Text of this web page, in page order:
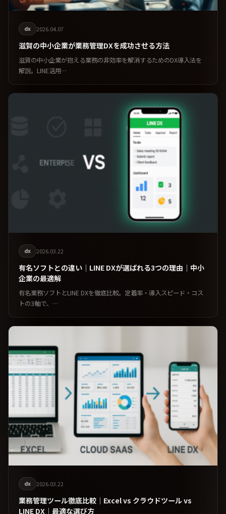
dx 2026.04.07
滋賀の中小企業が業務管理DXを成功させる方法
滋賀の中小企業が抱える業務の非効率を解消するためのDX導入法を
解説。LINE活用…
dx 2026.03.22
有名ソフトとの違い｜LINE DXが選ばれる3つの理由｜中小
企業の最適解
有名業務ソフトとLINE DXを徹底比較。定着率・導入スピード・コス
トの3軸で、…
dx 2026.03.22
業務管理ツール徹底比較｜Excel vs クラウドツール vs
LINE DX｜最適な選び方